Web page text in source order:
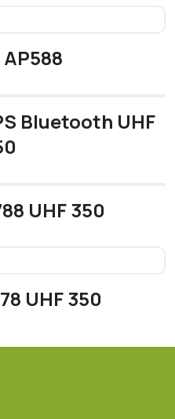
Bluetooth UHF
UHF 350
UHF 350